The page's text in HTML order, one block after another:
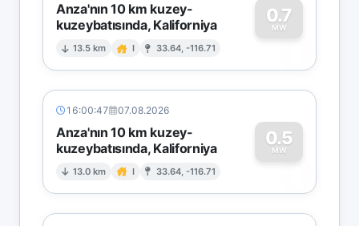
Anza'nın 10 km kuzey-
kuzeybatısında, Kaliforniya
13.5 km I 33.64, -116.71
0.7
MW
0
16:00:47 07.08.2026
Anza'nın 10 km kuzey-
kuzeybatısında, Kaliforniya
13.0 km I 33.64, -116.71
0.5
MW
0